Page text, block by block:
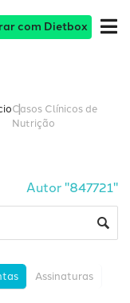
com Dietbox
Casos Clínicos de
Nutrição
Autor "847721"
Assinaturas